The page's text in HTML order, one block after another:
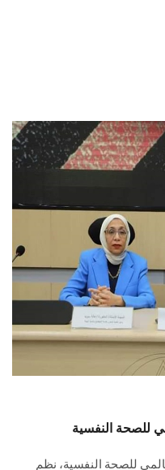
للصحة النفسية
للصحة النفسية، نظم